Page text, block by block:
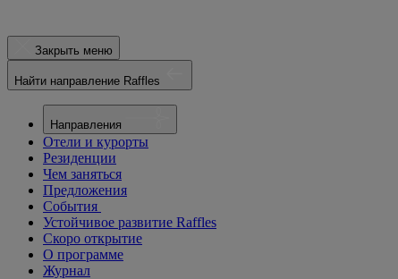
Закрыть меню
Найти направление Raffles
Направления
Отели и курорты
Резиденции
Чем заняться
Предложения
События
Устойчивое развитие Raffles
Скоро открытие
О программе
Журнал